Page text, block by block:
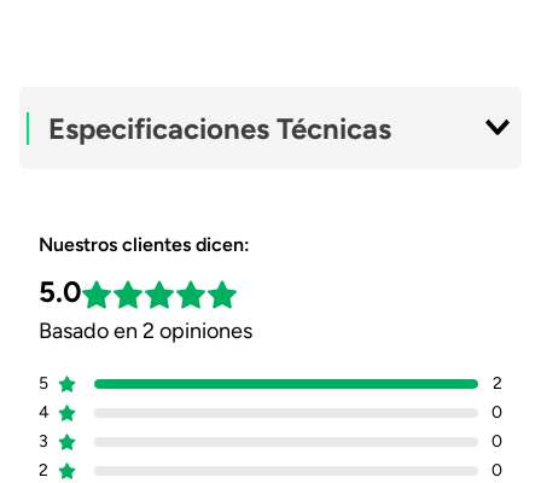
Especificaciones Técnicas
Medidas
Nuestros clientes dicen:
5.0
Basado en 2 opiniones
2 0
3 0
4 0
5 2